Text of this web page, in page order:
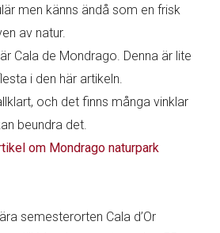
men känns ändå som en frisk
av natur.
Cala de Mondrago. Denna är lite
i den här artikeln.
och det finns många vinklar
beundra det.
om Mondrago naturpark
semesterorten Cala d’Or